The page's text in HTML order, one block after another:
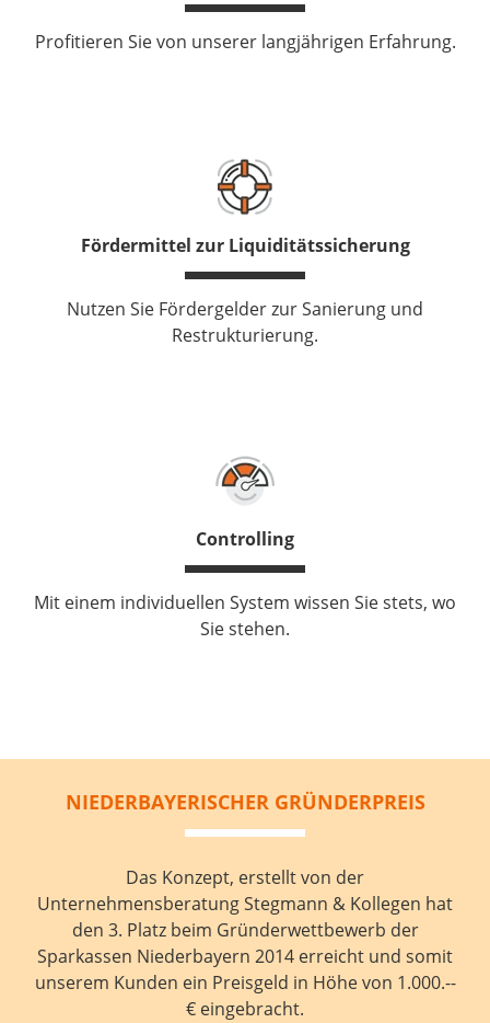
Profitieren Sie von unserer langjährigen Erfahrung.
Fördermittel zur Liquiditätssicherung
Nutzen Sie Fördergelder zur Sanierung und
Restrukturierung.
Controlling
Mit einem individuellen System wissen Sie stets, wo
Sie stehen.
NIEDERBAYERISCHER GRÜNDERPREIS
Das Konzept, erstellt von der
Unternehmensberatung Stegmann & Kollegen hat
den 3. Platz beim Gründerwettbewerb der
Sparkassen Niederbayern 2014 erreicht und somit
unserem Kunden ein Preisgeld in Höhe von 1.000.--
€ eingebracht.